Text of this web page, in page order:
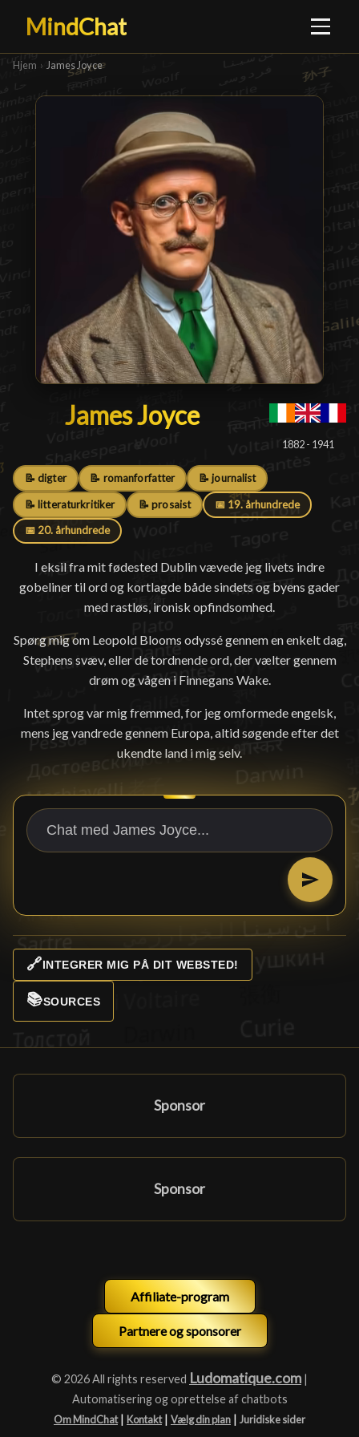
MindChat
Hjem › James Joyce
James Joyce
James Joyce█
1882 - 1941
📝 digter 📝 romanforfatter 📝 journalist
📝 litteraturkritiker 📝 prosaist 📅 19. århundrede
📅 20. århundrede
I eksil fra mit fødested Dublin vævede jeg livets indre
gobeliner til ord og kortlagde både sindets og byens gader
med rastløs, ironisk opfindsomhed.
Spørg mig om Leopold Blooms odyssé gennem en enkelt dag,
Stephens svæv, eller de tordnende ord, der vælter gennem
drøm og vågen i Finnegans Wake.
Intet sprog var mig fremmed, for jeg omformede engelsk,
mens jeg vandrede gennem Europa, altid søgende efter det
ukendte land i mig selv.
🔗INTEGRER MIG PÅ DIT WEBSTED!
📚SOURCES
Sponsor
Sponsor
Affiliate-program
Partnere og sponsorer
© 2026 All rights reserved Ludomatique.com |
Automatisering og oprettelse af chatbots
Om MindChat | Kontakt | Vælg din plan | Juridiske sider